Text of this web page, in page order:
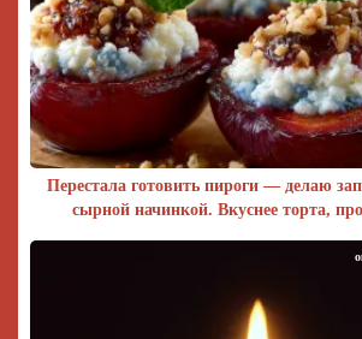
Перестала готовить пироги — делаю
сырной начинкой. Вкуснее торта,